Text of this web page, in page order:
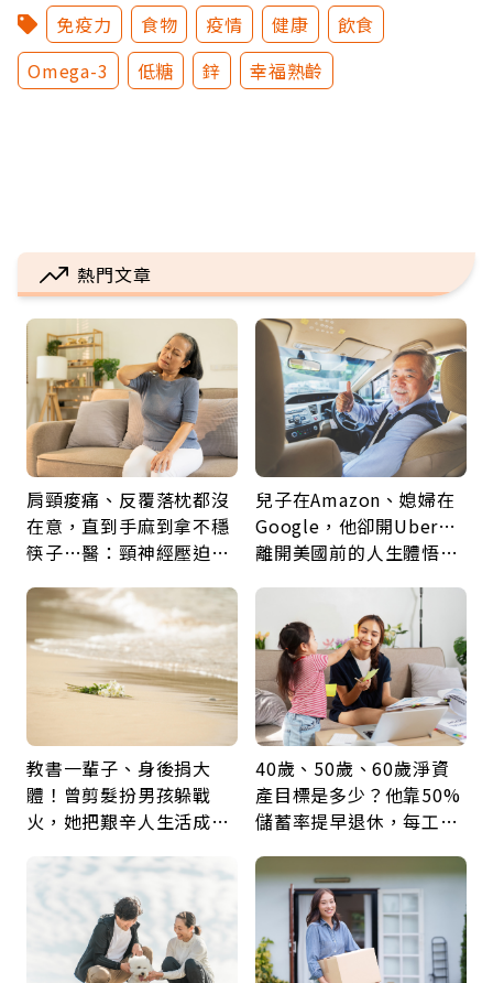
免疫力 食物 疫情 健康
飲食
Omega-3
低糖 鋅 幸福熟齡
熱門文章
肩頸痠痛、反覆落枕都沒
在意，直到手麻到拿不穩
筷子…醫：頸神經壓迫上
鍵
兒子在Amazon、媳婦在
Google，他卻開Uber…
離開美國前的人生體悟：
教書一輩子、身後捐大
體！曾剪髮扮男孩躲戰
火，她把艱辛人生活成風
福
40歲、50歲、60歲淨資
產目標是多少？他靠50%
儲蓄率提早退休，每工作